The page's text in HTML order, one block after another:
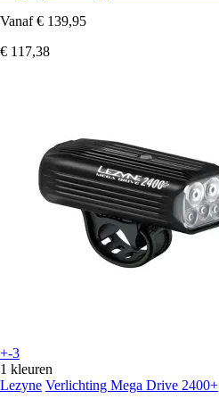
Vanaf € 139,95
€ 117,38
+-3
1 kleuren
Lezyne Verlichting Mega Drive 2400+